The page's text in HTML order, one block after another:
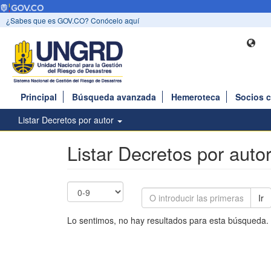
¿Sabes que es GOV.CO? Conócelo aquí
Principal Búsqueda avanzada Hemeroteca
Socios
Listar Decretos por autor
Listar Decretos por autor
Ir
Lo sentimos, no hay resultados para esta búsqueda.